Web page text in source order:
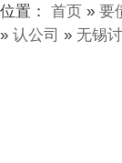
位置： 首页 » 要
» 认公司 » 无锡讨